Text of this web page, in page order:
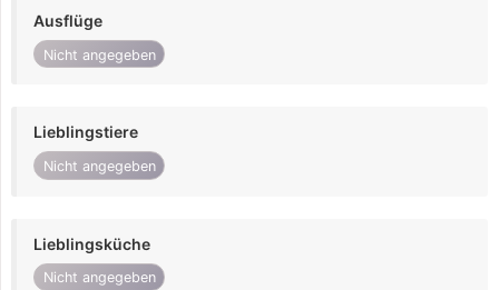
Ausflüge
Nicht angegeben
Lieblingstiere
Nicht angegeben
Lieblingsküche
Nicht angegeben